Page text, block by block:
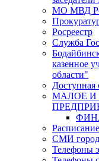
МО МВД
Росреестр
Служба
казенное
области"
Доступная
МАЛОЕ И
СМИ
Телефоны